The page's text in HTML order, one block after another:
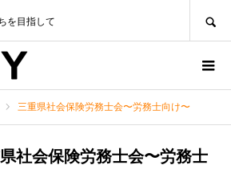
を目指して
三重県社会保険労務士会〜労務士向け〜
社会保険労務士会〜労務士